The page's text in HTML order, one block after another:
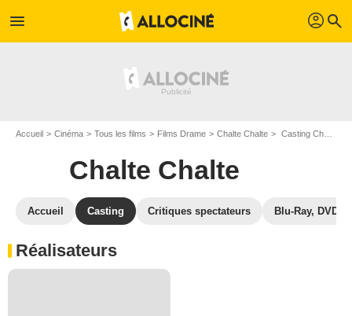
menu profil search
Accueil Cinéma Tous les films Films Drame Chalte Chalte Casting Chalte Chalte
Chalte Chalte
Accueil Casting Critiques spectateurs Blu-Ray, DVD
Réalisateurs